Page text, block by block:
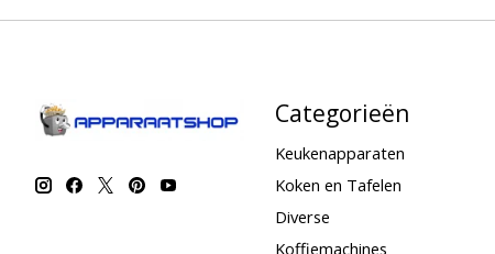
Categorieën
Keukenapparaten
Koken en Tafelen
Diverse
Koffiemachines